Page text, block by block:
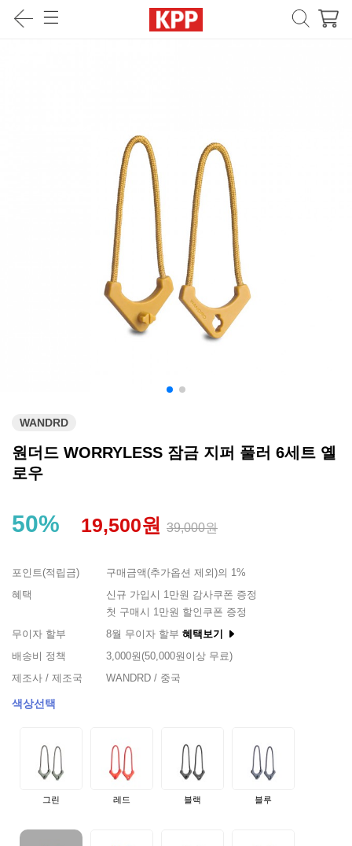
WANDRD
원더드 WORRYLESS 잠금 지퍼 풀러 6세트 옐
로우
50% 19,500원 39,000원
포인트(적립금)
구매금액(추가옵션 제외)의 1%
혜택
신규 가입시 1만원 감사쿠폰 증정
첫 구매시 1만원 할인쿠폰 증정
무이자 할부
8월 무이자 할부 혜택보기
배송비 정책
3,000원(50,000원이상 무료)
제조사 / 제조국
WANDRD / 중국
색상선택
그린 레드 블랙 블루